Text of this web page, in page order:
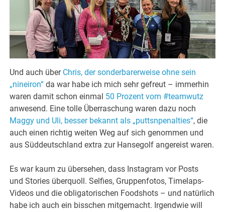
Und auch über Chris, der sonderbarerweise ohne sein
„nineiron“ da war habe ich mich sehr gefreut – immerhin
waren damit schon einmal 50 Prozent vom #teamwutz
anwesend. Eine tolle Überraschung waren dazu noch
Maggy und Uli, besser bekannt als „puttsnpenalties“, die
auch einen richtig weiten Weg auf sich genommen und
aus Süddeutschland extra zur Hansegolf angereist waren.
Es war kaum zu übersehen, dass Instagram vor Posts
und Stories überquoll. Selfies, Gruppenfotos, Timelaps-
Videos und die obligatorischen Foodshots – und natürlich
habe ich auch ein bisschen mitgemacht. Irgendwie will